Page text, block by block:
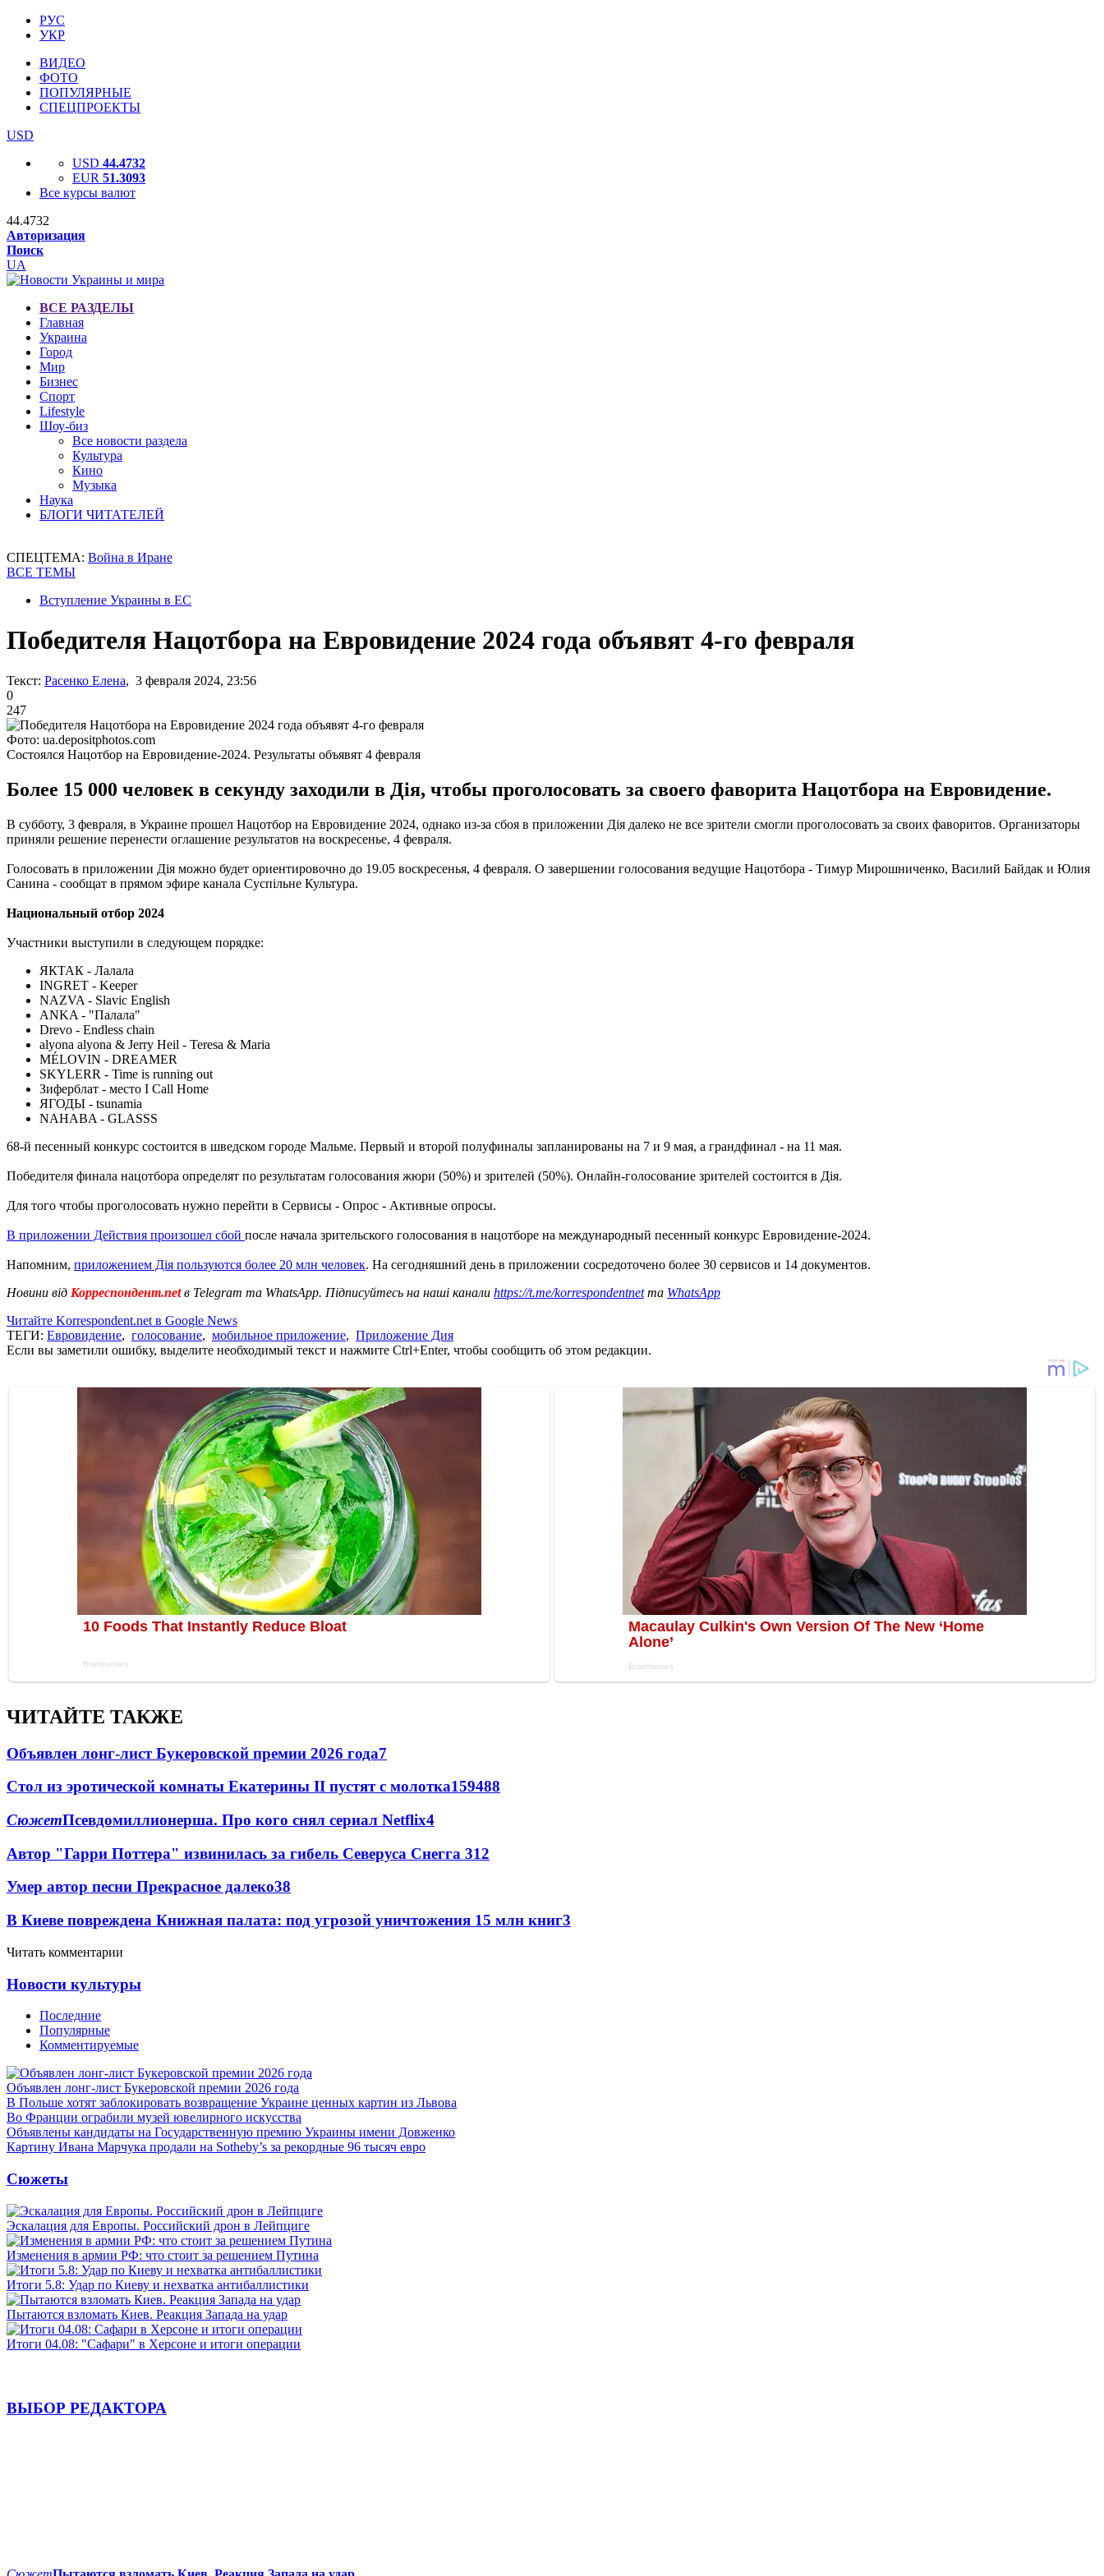
РУС
УКР
ВИДЕО
ФОТО
ПОПУЛЯРНЫЕ
СПЕЦПРОЕКТЫ
USD
USD 44.4732
EUR 51.3093
Все курсы валют
44.4732
Авторизация
Поиск
UA
ВСЕ РАЗДЕЛЫ
Главная
Украина
Город
Мир
Бизнес
Спорт
Lifestyle
Шоу-биз
Все новости раздела
Культура
Кино
Музыка
Наука
БЛОГИ ЧИТАТЕЛЕЙ
СПЕЦТЕМА: Война в Иране
ВСЕ ТЕМЫ
Вступление Украины в ЕС
Победителя Нацотбора на Евровидение 2024 года объявят 4-го февраля
Текст: Расенко Елена, 3 февраля 2024, 23:56
0
247
Фото: ua.depositphotos.com
Состоялся Нацотбор на Евровидение-2024. Результаты объявят 4 февраля
Более 15 000 человек в секунду заходили в Дія, чтобы проголосовать за своего фаворита Нацотбора на Евровидение.
В субботу, 3 февраля, в Украине прошел Нацотбор на Евровидение 2024, однако из-за сбоя в приложении Дія далеко не все зрители смогли проголосовать за своих фаворитов. Организаторы
приняли решение перенести оглашение результатов на воскресенье, 4 февраля.
Голосовать в приложении Дія можно будет ориентировочно до 19.05 воскресенья, 4 февраля. О завершении голосования ведущие Нацотбора - Тимур Мирошниченко, Василий Байдак и Юлия
Санина - сообщат в прямом эфире канала Суспільне Культура.
Национальный отбор 2024
Участники выступили в следующем порядке:
ЯКТАК - Лалала
INGRET - Keeper
NAZVA - Slavic English
ANKA - "Палала"
Drevo - Endless chain
alyona alyona & Jerry Heil - Teresa & Maria
MÉLOVIN - DREAMER
SKYLERR - Time is running out
Зиферблат - место I Call Home
ЯГОДЫ - tsunamia
NAHABA - GLASSS
68-й песенный конкурс состоится в шведском городе Мальме. Первый и второй полуфиналы запланированы на 7 и 9 мая, а грандфинал - на 11 мая.
Победителя финала нацотбора определят по результатам голосования жюри (50%) и зрителей (50%). Онлайн-голосование зрителей состоится в Дія.
Для того чтобы проголосовать нужно перейти в Сервисы - Опрос - Активные опросы.
В приложении Действия произошел сбой после начала зрительского голосования в нацотборе на международный песенный конкурс Евровидение-2024.
Напомним, приложением Дія пользуются более 20 млн человек. На сегодняшний день в приложении сосредоточено более 30 сервисов и 14 документов.
Новини від Корреспондент.netв Telegram та WhatsApp. Підписуйтесь на наші канали https://t.me/korrespondentnetта WhatsApp
Читайте Korrespondent.net в Google News
ТЕГИ: Евровидение, голосование, мобильное приложение, Приложение Дия
Если вы заметили ошибку, выделите необходимый текст и нажмите Ctrl+Enter, чтобы сообщить об этом редакции.
ЧИТАЙТЕ ТАКЖЕ
Объявлен лонг-лист Букеровской премии 2026 года7
Стол из эротической комнаты Екатерины II пустят с молотка159488
СюжетПсевдомиллионерша. Про кого снял сериал Netflix4
Автор "Гарри Поттера" извинилась за гибель Северуса Снегга 312
Умер автор песни Прекрасное далеко38
В Киеве повреждена Книжная палата: под угрозой уничтожения 15 млн книг3
Читать комментарии
Новости культуры
Последние
Популярные
Комментируемые
Объявлен лонг-лист Букеровской премии 2026 года
В Польше хотят заблокировать возвращение Украине ценных картин из Львова
Во Франции ограбили музей ювелирного искусства
Объявлены кандидаты на Государственную премию Украины имени Довженко
Картину Ивана Марчука продали на Sotheby’s за рекордные 96 тысяч евро
Сюжеты
Эскалация для Европы. Российский дрон в Лейпциге
Изменения в армии РФ: что стоит за решением Путина
Итоги 5.8: Удар по Киеву и нехватка антибаллистики
Пытаются взломать Киев. Реакция Запада на удар
Итоги 04.08: "Сафари" в Херсоне и итоги операции
ВЫБОР РЕДАКТОРА